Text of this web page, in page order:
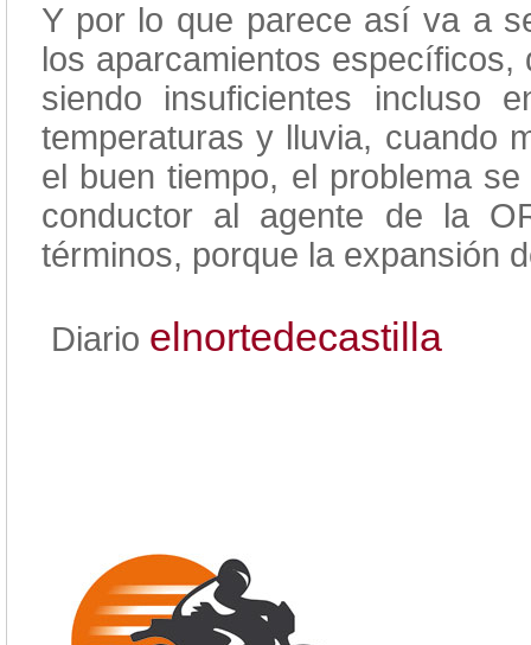
Y por lo que parece así va a
los aparcamientos
siendo insuficientes incluso
temperaturas y lluvia, cuando
el buen tiempo, el problema
conductor al agente de la
términos, porque la expansión
Diario elnortedecastilla